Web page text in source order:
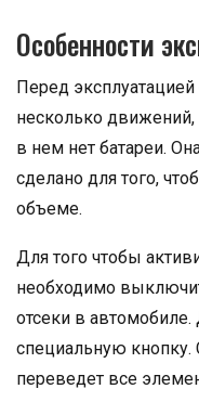
Особенности
Перед
несколько движений,
в нем нет батареи.
сделано для того,
объеме.
Для того чтобы
необходимо
отсеки в
специальную кнопку.
переведет все